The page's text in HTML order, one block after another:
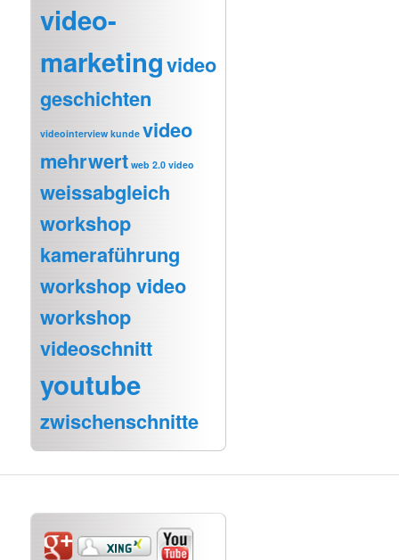
video-
marketingvideo
geschichten
videointerview kunde video
mehrwert web 2.0 video
weissabgleich
workshop
kameraführung
workshop video
workshop
videoschnitt
youtube
zwischenschnitte